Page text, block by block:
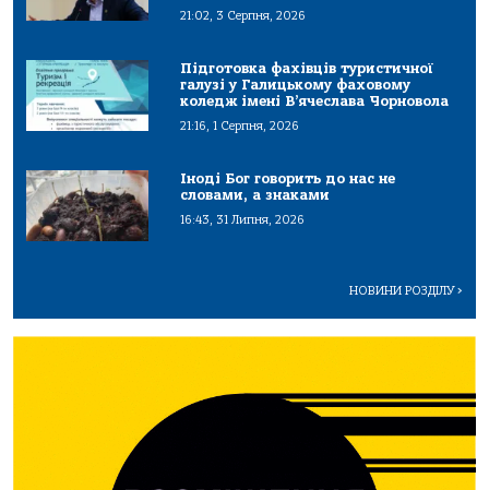
21:02, 3 Серпня, 2026
Підготовка фахівців туристичної
галузі у Галицькому фаховому
коледж імені В’ячеслава Чорновола
21:16, 1 Серпня, 2026
Іноді Бог говорить до нас не
словами, а знаками
16:43, 31 Липня, 2026
НОВИНИ РОЗДІЛУ>